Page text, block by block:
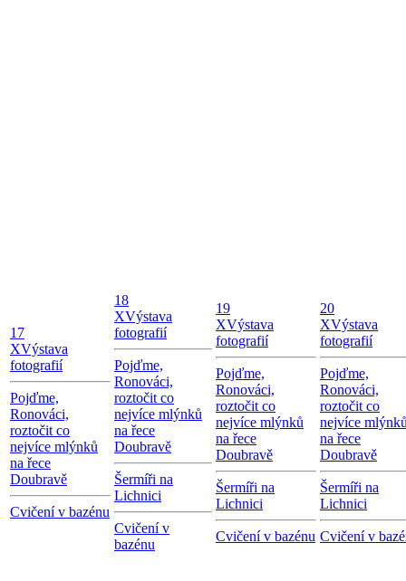
17
XVýstava
fotografií
Pojďme,
Ronováci,
roztočit co
nejvíce mlýnků
na řece
Doubravě
Cvičení v bazénu
18
XVýstava
fotografií
Pojďme,
Ronováci,
roztočit co
nejvíce mlýnků
na řece
Doubravě
Šermíři na
Lichnici
Cvičení v
bazénu
19
XVýstava
fotografií
Pojďme,
Ronováci,
roztočit co
nejvíce mlýnků
na řece
Doubravě
Šermíři na
Lichnici
Cvičení v bazénu
20
XVýstava
fotografií
Pojďme,
Ronováci,
roztočit co
nejvíce
na řece
Doubravě
Šermíři na
Lichnici
Cvičení v